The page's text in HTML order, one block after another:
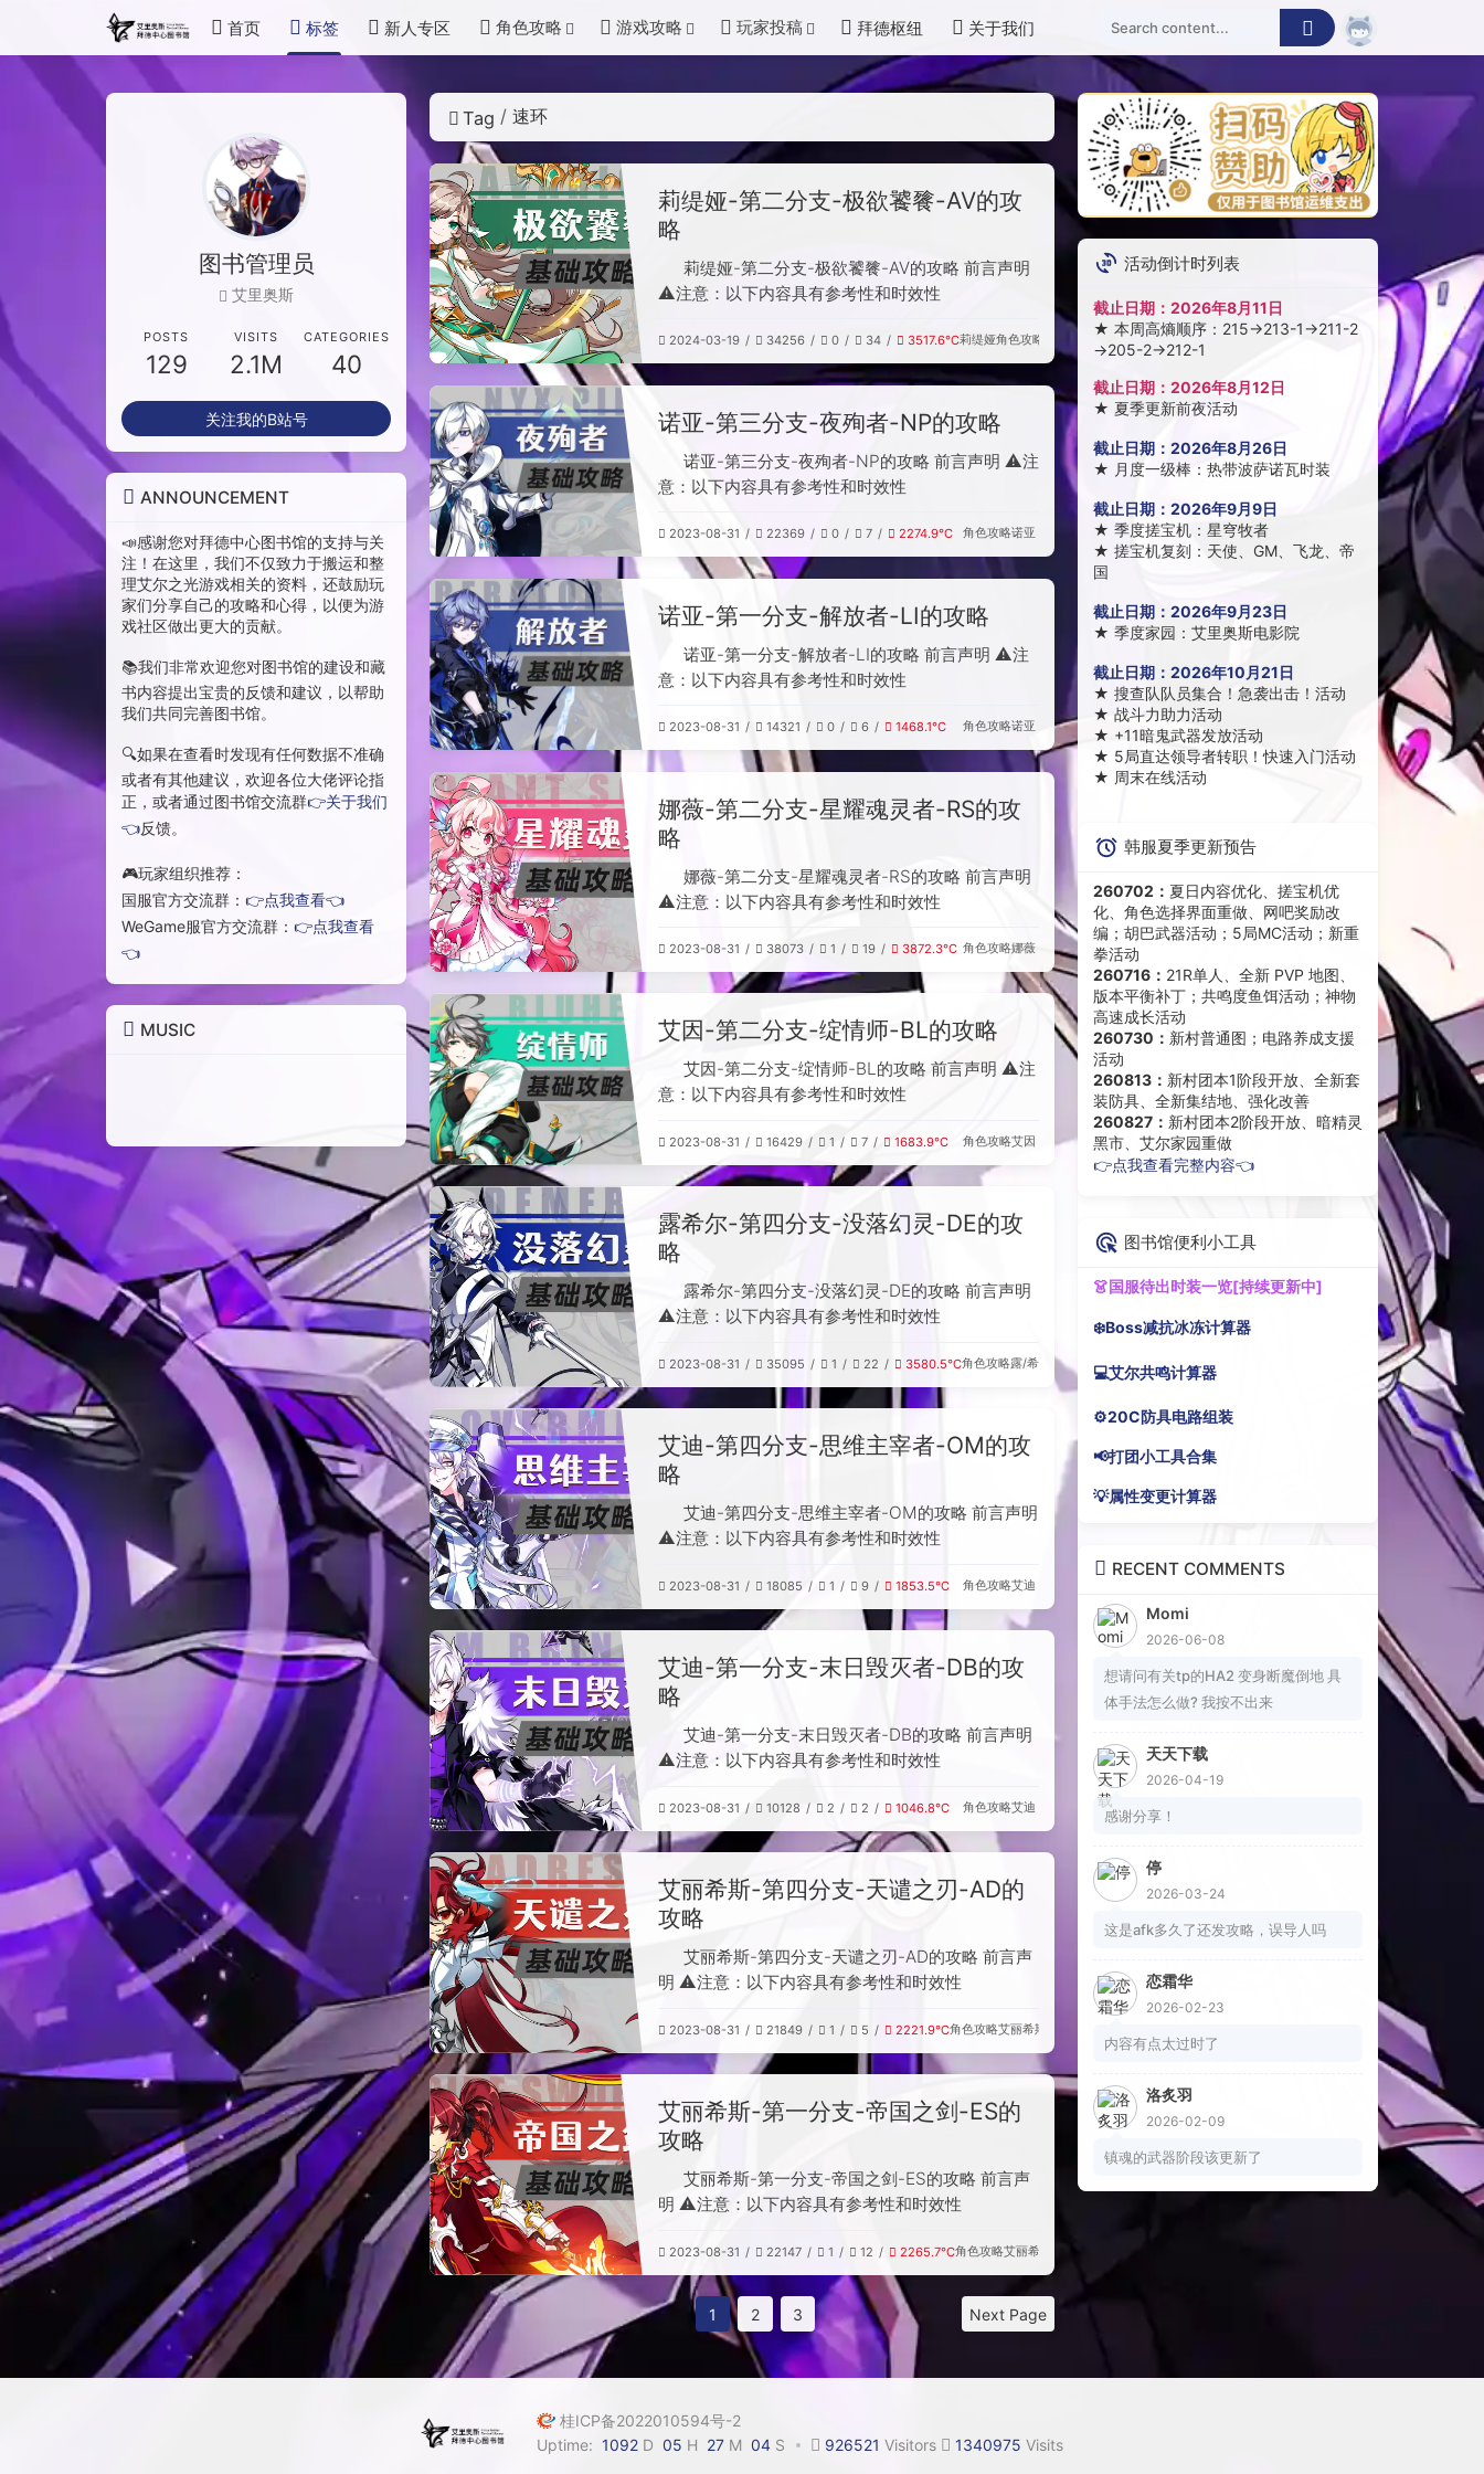
首页 标签 新人专区 角色攻略 游戏攻略 玩家投稿 拜德枢纽 关于我们
Tag 速环
莉缇娅-第二分支-极欲饕餮-AV的攻
略
莉缇娅-第二分支-极欲饕餮-AV的攻略 前言声明
⚠️注意：以下内容具有参考性和时效性
2024-03-19 34256 0 34 3517.6℃莉缇娅角色攻略
诺亚-第三分支-夜殉者-NP的攻略
诺亚-第三分支-夜殉者-NP的攻略 前言声明 ⚠️注
意：以下内容具有参考性和时效性
2023-08-31 22369 0 7 2274.9℃ 角色攻略诺亚
诺亚-第一分支-解放者-LI的攻略
诺亚-第一分支-解放者-LI的攻略 前言声明 ⚠️注
意：以下内容具有参考性和时效性
2023-08-31 14321 0 6 1468.1℃ 角色攻略诺亚
娜薇-第二分支-星耀魂灵者-RS的攻
略
娜薇-第二分支-星耀魂灵者-RS的攻略 前言声明
⚠️注意：以下内容具有参考性和时效性
2023-08-31 38073 1 19 3872.3℃ 角色攻略娜薇
艾因-第二分支-绽情师-BL的攻略
艾因-第二分支-绽情师-BL的攻略 前言声明 ⚠️注
意：以下内容具有参考性和时效性
2023-08-31 16429 1 7 1683.9℃ 角色攻略艾因
露希尔-第四分支-没落幻灵-DE的攻
略
露希尔-第四分支-没落幻灵-DE的攻略 前言声明
⚠️注意：以下内容具有参考性和时效性
2023-08-31 35095 1 22 3580.5℃角色攻略露/希尔
艾迪-第四分支-思维主宰者-OM的攻
略
艾迪-第四分支-思维主宰者-OM的攻略 前言声明
⚠️注意：以下内容具有参考性和时效性
2023-08-31 18085 1 9 1853.5℃ 角色攻略艾迪
艾迪-第一分支-末日毁灭者-DB的攻
略
艾迪-第一分支-末日毁灭者-DB的攻略 前言声明
⚠️注意：以下内容具有参考性和时效性
2023-08-31 10128 2 2 1046.8℃ 角色攻略艾迪
艾丽希斯-第四分支-天谴之刃-AD的
攻略
艾丽希斯-第四分支-天谴之刃-AD的攻略 前言声
明 ⚠️注意：以下内容具有参考性和时效性
2023-08-31 21849 1 5 2221.9℃角色攻略艾丽希斯
艾丽希斯-第一分支-帝国之剑-ES的
攻略
艾丽希斯-第一分支-帝国之剑-ES的攻略 前言声
明 ⚠️注意：以下内容具有参考性和时效性
2023-08-31 22147 1 12 2265.7℃角色攻略艾丽希斯
Next Page
1 2 3
图书管理员
艾里奥斯
POSTS
129
VISITS
2.1M
CATEGORIES
40
关注我的B站号
ANNOUNCEMENT
📣感谢您对拜德中心图书馆的支持与关
注！在这里，我们不仅致力于搬运和整
理艾尔之光游戏相关的资料，还鼓励玩
家们分享自己的攻略和心得，以便为游
戏社区做出更大的贡献。
📚我们非常欢迎您对图书馆的建设和藏
书内容提出宝贵的反馈和建议，以帮助
我们共同完善图书馆。
🔍如果在查看时发现有任何数据不准确
或者有其他建议，欢迎各位大佬评论指
正，或者通过图书馆交流群👉关于我们
👈反馈。
🎮玩家组织推荐：
国服官方交流群： 👉点我查看👈
WeGame服官方交流群： 👉点我查看
👈
MUSIC
活动倒计时列表
截止日期： 2026年8月11日
★ 本周高熵顺序：215→213-1→211-2
→205-2→212-1
截止日期： 2026年8月12日
★ 夏季更新前夜活动
截止日期： 2026年8月26日
★ 月度一级棒：热带波萨诺瓦时装
截止日期： 2026年9月9日
★ 季度搓宝机：星穹牧者
★ 搓宝机复刻：天使、GM、飞龙、帝
国
截止日期： 2026年9月23日
★ 季度家园：艾里奥斯电影院
截止日期： 2026年10月21日
★ 搜查队队员集合！急袭出击！活动
★ 战斗力助力活动
★ +11暗鬼武器发放活动
★ 5局直达领导者转职！快速入门活动
★ 周末在线活动
韩服夏季更新预告
260702： 夏日内容优化、搓宝机优
化、角色选择界面重做、网吧奖励改
编；胡巴武器活动；5局MC活动；新重
拳活动
260716： 21R单人、全新 PVP 地图、
版本平衡补丁；共鸣度鱼饵活动；神物
高速成长活动
260730： 新村普通图；电路养成支援
活动
260813： 新村团本1阶段开放、全新套
装防具、全新集结地、强化改善
260827： 新村团本2阶段开放、暗精灵
黑市、艾尔家园重做
👉点我查看完整内容👈
图书馆便利小工具
👗国服待出时装一览[持续更新中]
❄️Boss减抗冰冻计算器
💻艾尔共鸣计算器
⚙️20C防具电路组装
📢打团小工具合集
💡属性变更计算器
RECENT COMMENTS
Momi
2026-06-08
想请问有关tp的HA2 变身断魔倒地 具
体手法怎么做? 我按不出来
天天下载
2026-04-19
感谢分享！
停
2026-03-24
这是afk多久了还发攻略，误导人吗
恋霜华
2026-02-23
内容有点太过时了
洛炙羽
2026-02-09
镇魂的武器阶段该更新了
桂ICP备2022010594号-2
Uptime: 1092 D 05 H 27 M 05 S 926521 Visitors 1340975 Visits